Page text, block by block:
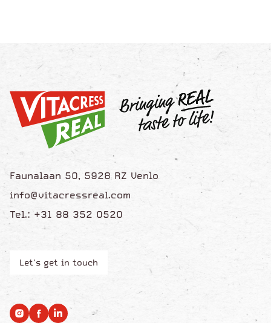
Faunalaan 50, 5928 RZ Venlo
info@vitacressreal.com
Tel.: +31 88 352 0520
Let's get in touch